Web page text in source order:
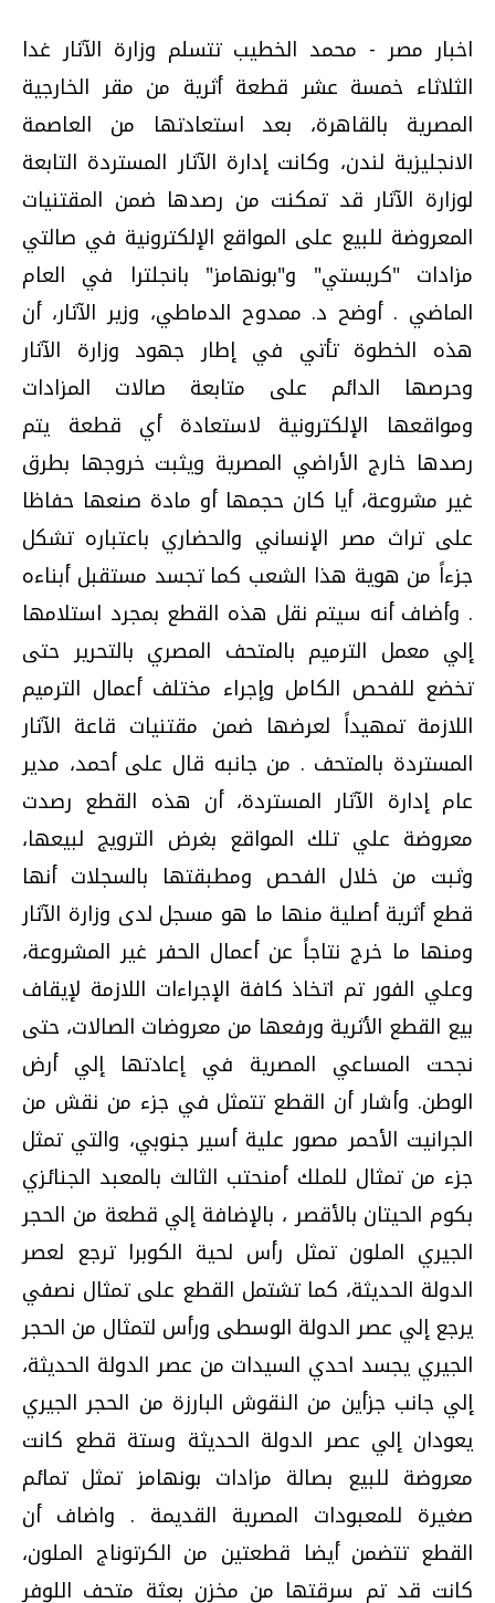
اخبار مصر - محمد الخطيب تتسلم وزارة الآثار غدا
الثلاثاء خمسة عشر قطعة أثرية من مقر الخارجية
المصرية بالقاهرة، بعد استعادتها من العاصمة
الانجليزية لندن، وكانت إدارة الآثار المستردة التابعة
لوزارة الآثار قد تمكنت من رصدها ضمن المقتنيات
المعروضة للبيع على المواقع الإلكترونية في صالتي
مزادات "كريستي" و"بونهامز" بانجلترا في العام
الماضي . أوضح د. ممدوح الدماطي، وزير الآثار، أن
هذه الخطوة تأتي في إطار جهود وزارة الآثار
وحرصها الدائم على متابعة صالات المزادات
ومواقعها الإلكترونية لاستعادة أي قطعة يتم
رصدها خارج الأراضي المصرية ويثبت خروجها بطرق
غير مشروعة، أيا كان حجمها أو مادة صنعها حفاظا
على تراث مصر الإنساني والحضاري باعتباره تشكل
جزءاً من هوية هذا الشعب كما تجسد مستقبل أبناءه
. وأضاف أنه سيتم نقل هذه القطع بمجرد استلامها
إلي معمل الترميم بالمتحف المصري بالتحرير حتى
تخضع للفحص الكامل وإجراء مختلف أعمال الترميم
اللازمة تمهيداً لعرضها ضمن مقتنيات قاعة الآثار
المستردة بالمتحف . من جانبه قال على أحمد، مدير
عام إدارة الآثار المستردة، أن هذه القطع رصدت
معروضة علي تلك المواقع بغرض الترويج لبيعها،
وثبت من خلال الفحص ومطبقتها بالسجلات أنها
قطع أثرية أصلية منها ما هو مسجل لدى وزارة الآثار
ومنها ما خرج نتاجاً عن أعمال الحفر غير المشروعة،
وعلي الفور تم اتخاذ كافة الإجراءات اللازمة لإيقاف
بيع القطع الأثرية ورفعها من معروضات الصالات، حتى
نجحت المساعي المصرية في إعادتها إلي أرض
الوطن. وأشار أن القطع تتمثل في جزء من نقش من
الجرانيت الأحمر مصور علية أسير جنوبي، والتي تمثل
جزء من تمثال للملك أمنحتب الثالث بالمعبد الجنائزي
بكوم الحيتان بالأقصر ، بالإضافة إلي قطعة من الحجر
الجيري الملون تمثل رأس لحية الكوبرا ترجع لعصر
الدولة الحديثة، كما تشتمل القطع على تمثال نصفي
يرجع إلي عصر الدولة الوسطى ورأس لتمثال من الحجر
الجيري يجسد احدي السيدات من عصر الدولة الحديثة،
إلي جانب جزأين من النقوش البارزة من الحجر الجيري
يعودان إلي عصر الدولة الحديثة وستة قطع كانت
معروضة للبيع بصالة مزادات بونهامز تمثل تمائم
صغيرة للمعبودات المصرية القديمة . واضاف أن
القطع تتضمن أيضا قطعتين من الكرتوناج الملون،
كانت قد تم سرقتها من مخزن بعثة متحف اللوفر